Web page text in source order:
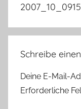
Schreibe
Deine E-Mail-
Erforderliche